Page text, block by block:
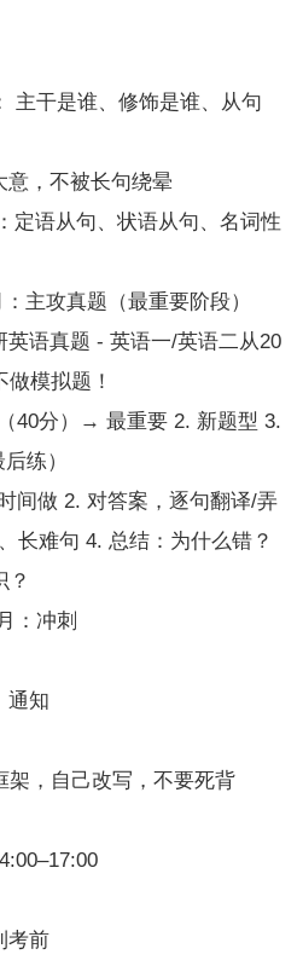
主干是谁、修饰是谁、从句
意，不被长句绕晕
定语从句、状语从句、名词性
主攻真题（最重要阶段）
英语真题 - 英语一/英语二从20
模拟题！
40分）→ 最重要 2. 新题型 3.
练）
间做 2. 对答案，逐句翻译/弄
长难句 4. 总结：为什么错？
？
：冲刺
通知
架，自己改写，不要死背
考前